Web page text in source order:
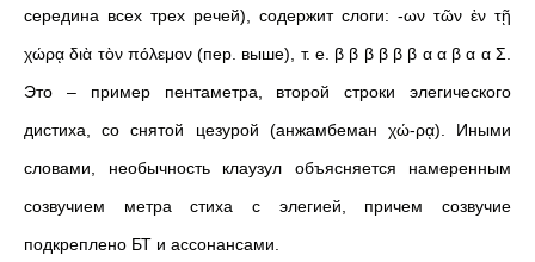
середина всех трех речей), содержит слоги: -ων τῶν ἐν τῇ
χώρᾳ διὰ τὸν πόλεμον (пер. выше), т. е. β β β β β β α α β α α Σ.
Это – пример пентаметра, второй строки элегического
дистиха, со снятой цезурой (анжамбеман χώ-ρᾳ). Иными
словами, необычность клаузул объясняется намеренным
созвучием метра стиха с элегией, причем созвучие
подкреплено БТ и ассонансами.